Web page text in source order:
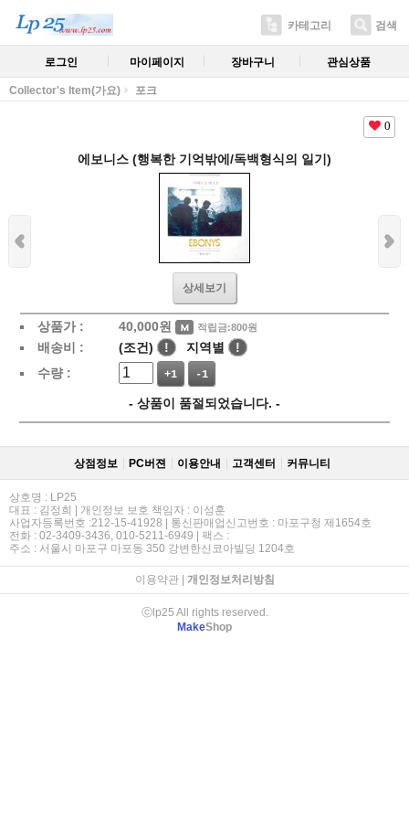
카테고리 검색
로그인 마이페이지 장바구니 관심상품
Collector's Item(가요) 포크
0
에보니스 (행복한 기억밖에/독백형식의 일기)
상세보기
상품가 : 40,000원 적립금:800원
배송비 : (조건) ! 지역별
!
수량 :
+1 -1
- 상품이 품절되었습니다. -
상점정보 PC버젼 이용안내 고객센터 커뮤니티
상호명 : LP25
대표 : 김정희 | 개인정보 보호 책임자 : 이성훈
사업자등록번호 :212-15-41928 | 통신판매업신고번호 : 마포구청 제1654호
전화 : 02-3409-3436, 010-5211-6949 | 팩스 :
주소 : 서울시 마포구 마포동 350 강변한신코아빌딩 1204호
이용약관| 개인정보처리방침
ⓒlp25 All rights reserved.
MakeShop